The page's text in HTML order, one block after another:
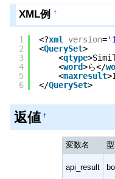
XML例 †
1
2
3
4
5
6
<?xml version=
<QuerySet>
<qtype
<word>ら</
<maxresult
</QuerySet>
返値 †
変数名 型
api_result